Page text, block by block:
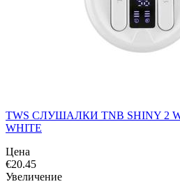
TWS СЛУШАЛКИ TNB SHINY 2
WHITE
Цена
€20.45
Увеличение